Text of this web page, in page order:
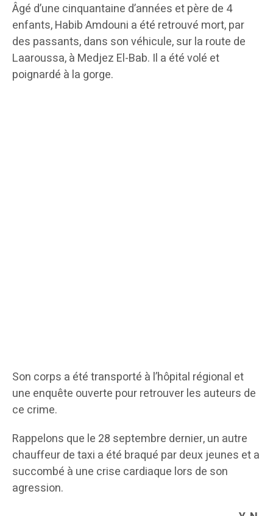
Âgé d’une cinquantaine d’années et père de 4
enfants, Habib Amdouni a été retrouvé mort, par
des passants, dans son véhicule, sur la route de
Laaroussa, à Medjez El-Bab. Il a été volé et
poignardé à la gorge.
Son corps a été transporté à l’hôpital régional et
une enquête ouverte pour retrouver les auteurs de
ce crime.
Rappelons que le 28 septembre dernier, un autre
chauffeur de taxi a été braqué par deux jeunes et a
succombé à une crise cardiaque lors de son
agression.